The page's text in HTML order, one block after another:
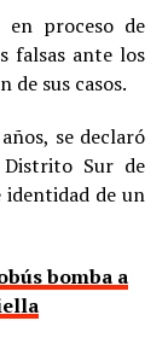
proceso de
falsas ante los
sus casos.
se declaró
Sur de
de un
bomba a